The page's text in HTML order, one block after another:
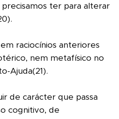
ter para alterar
raciocínios anteriores
nem metafísico no
Ajuda(21).
de carácter que passa
cognitivo, de